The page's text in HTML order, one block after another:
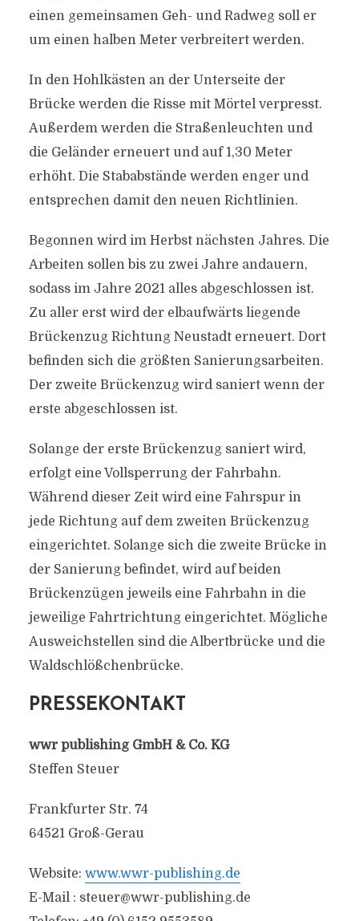
einen gemeinsamen Geh- und Radweg soll er
um einen halben Meter verbreitert werden.
In den Hohlkästen an der Unterseite der
Brücke werden die Risse mit Mörtel verpresst.
Außerdem werden die Straßenleuchten und
die Geländer erneuert und auf 1,30 Meter
erhöht. Die Stababstände werden enger und
entsprechen damit den neuen Richtlinien.
Begonnen wird im Herbst nächsten Jahres. Die
Arbeiten sollen bis zu zwei Jahre andauern,
sodass im Jahre 2021 alles abgeschlossen ist.
Zu aller erst wird der elbaufwärts liegende
Brückenzug Richtung Neustadt erneuert. Dort
befinden sich die größten Sanierungsarbeiten.
Der zweite Brückenzug wird saniert wenn der
erste abgeschlossen ist.
Solange der erste Brückenzug saniert wird,
erfolgt eine Vollsperrung der Fahrbahn.
Während dieser Zeit wird eine Fahrspur in
jede Richtung auf dem zweiten Brückenzug
eingerichtet. Solange sich die zweite Brücke in
der Sanierung befindet, wird auf beiden
Brückenzügen jeweils eine Fahrbahn in die
jeweilige Fahrtrichtung eingerichtet. Mögliche
Ausweichstellen sind die Albertbrücke und die
Waldschlößchenbrücke.
PRESSEKONTAKT
wwr publishing GmbH & Co. KG
Steffen Steuer
Frankfurter Str. 74
64521 Groß-Gerau
Website: www.wwr-publishing.de
E-Mail : steuer@wwr-publishing.de